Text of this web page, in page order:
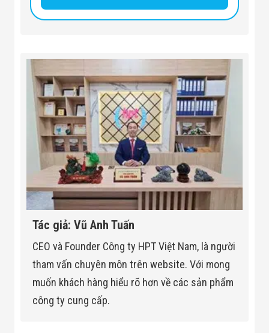
Tác giả: Vũ Anh Tuấn
CEO và Founder Công ty HPT Việt Nam, là người
tham vấn chuyên môn trên website. Với mong
muốn khách hàng hiểu rõ hơn về các sản phẩm
công ty cung cấp.